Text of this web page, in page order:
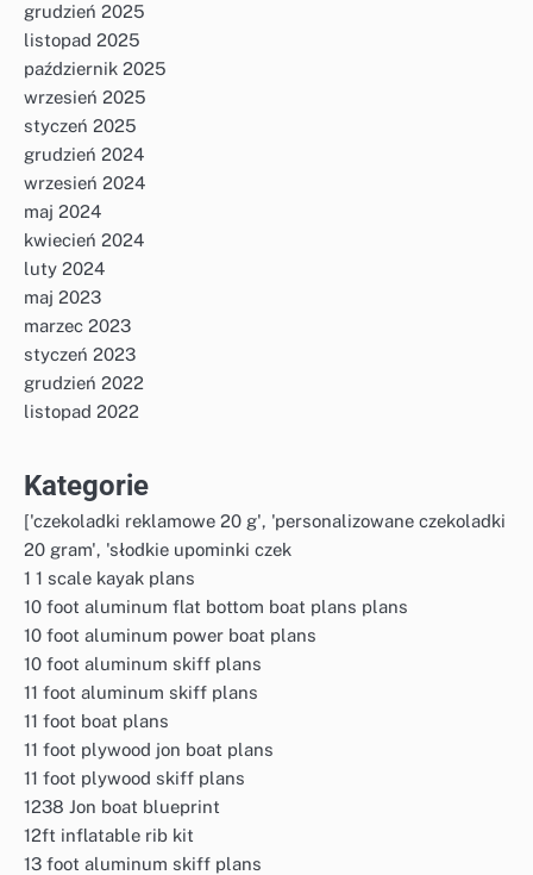
grudzień 2025
listopad 2025
październik 2025
wrzesień 2025
styczeń 2025
grudzień 2024
wrzesień 2024
maj 2024
kwiecień 2024
luty 2024
maj 2023
marzec 2023
styczeń 2023
grudzień 2022
listopad 2022
Kategorie
['czekoladki reklamowe 20 g', 'personalizowane czekoladki
20 gram', 'słodkie upominki czek
1 1 scale kayak plans
10 foot aluminum flat bottom boat plans plans
10 foot aluminum power boat plans
10 foot aluminum skiff plans
11 foot aluminum skiff plans
11 foot boat plans
11 foot plywood jon boat plans
11 foot plywood skiff plans
1238 Jon boat blueprint
12ft inflatable rib kit
13 foot aluminum skiff plans